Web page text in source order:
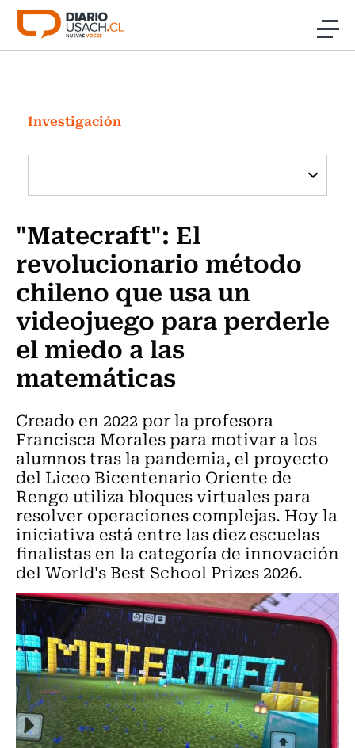
Click acá para ir directamente al contenido
Investigación
Cultura
Programas Radio y TV Usach
Investigación
"Matecraft": El
revolucionario método
chileno que usa un
videojuego para perderle
el miedo a las
matemáticas
Creado en 2022 por la profesora
Francisca Morales para motivar a los
alumnos tras la pandemia, el proyecto
del Liceo Bicentenario Oriente de
Rengo utiliza bloques virtuales para
resolver operaciones complejas. Hoy la
iniciativa está entre las diez escuelas
finalistas en la categoría de innovación
del World's Best School Prizes 2026.